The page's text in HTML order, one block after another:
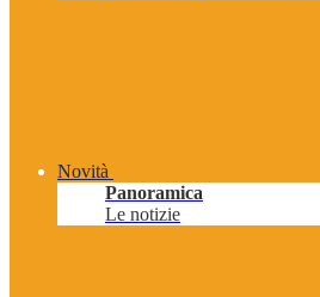
Novità
Panoramica
Le notizie